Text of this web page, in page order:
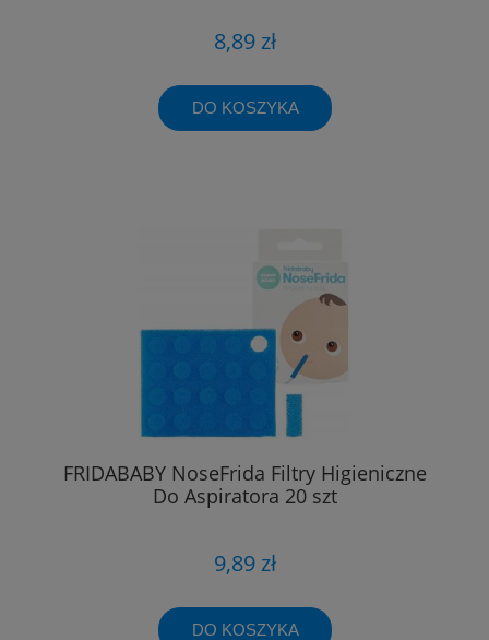
8,89 zł
DO KOSZYKA
FRIDABABY NoseFrida Filtry Higieniczne
Do Aspiratora 20 szt
9,89 zł
DO KOSZYKA